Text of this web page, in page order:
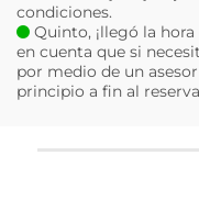
condiciones.
Quinto, ¡llegó la
en cuenta que si
por medio de un
principio a fin al